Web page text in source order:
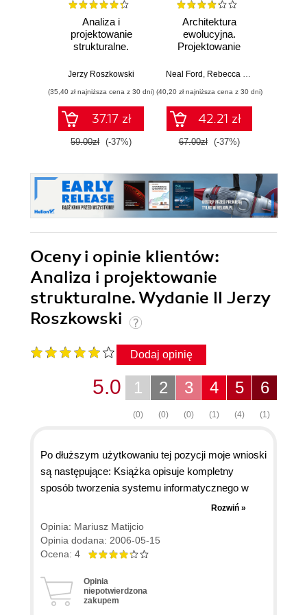
Analiza i
projektowanie
strukturalne.
Jerzy Roszkowski
(35,40 zł najniższa cena z 30 dni)
37.17 zł
59.00zł (-37%)
Architektura
ewolucyjna.
Projektowanie
wsparcie zmian.
Neal Ford Rebecca Parsons
(40,20 zł najniższa cena z 30 dni)
42.21 zł
67.00zł (-37%)
Oceny i opinie klientów:
Analiza i projektowanie
strukturalne. Wydanie II Jerzy
Roszkowski
Dodaj opinię
6
(1)
5
(4)
4
(1)
3
(0)
2
(0)
1
(0)
5.0
Po dłuższym użytkowaniu tej pozycji moje wnioski
są następujące: Książka opisuje kompletny
sposób tworzenia systemu informatycznego w
oparciu o zasady analizy i projektowania metodą
strukturalną (spis treści mówi sam za siebie).
Wady? Niestety, książka choć pewnie z założenia
próbuje wprowadzić w temat początkującego
wywiązuje się z tego zadania, ponieważ napisana
jest strasznie suchym, fachowym językiem i jest
Rozwiń »
Opinia: Mariusz Matijcio
Opinia dodana: 2006-05-15
Ocena: 4
Opinia
niepotwierdzona
zakupem